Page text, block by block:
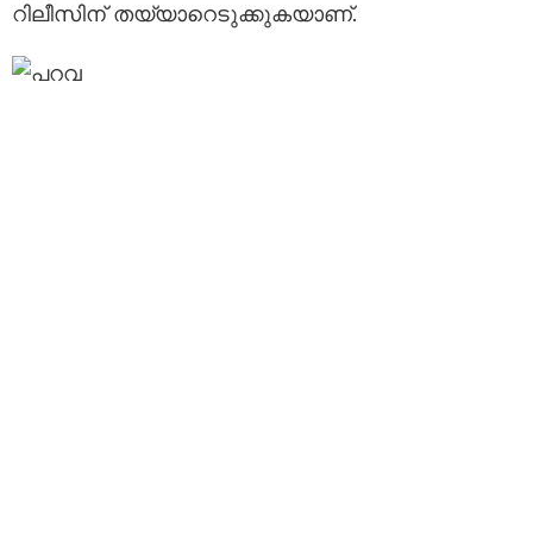
റിലീസിന് തയ്യാറെടുക്കുകയാണ്.